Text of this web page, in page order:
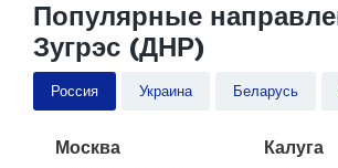
Популярные
Зугрэс (ДНР)
Россия Украина Беларусь
Москва Калуга